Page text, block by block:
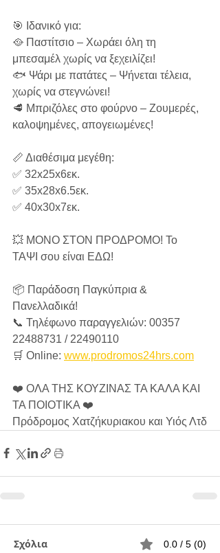
🎯 Ιδανικό για:
🥘 Παστίτσιο – Χωράει όλη τη
μπεσαμέλ χωρίς να ξεχειλίζει!
🐟 Ψάρι με πατάτες – Ψήνεται τέλεια,
χωρίς να στεγνώνει!
🥩 Μπριζόλες στο φούρνο – Ζουμερές,
καλοψημένες, απογειωμένες!
📏 Διαθέσιμα μεγέθη:
✅ 32x25x6εκ.
✅ 35x28x6.5εκ.
✅ 40x30x7εκ.
💥 ΜΟΝΟ ΣΤΟΝ ΠΡΟΔΡΟΜΟ! Το
ΤΑΨΙ σου είναι ΕΔΩ!
📦 Παράδοση Παγκύπρια &
Πανελλαδικά!
📞 Τηλέφωνο παραγγελιών: 00357
22488731 / 22490110
🛒 Online: www.prodromos24hrs.com
❤️ ΟΛΑ ΤΗΣ ΚΟΥΖΙΝΑΣ ΤΑ ΚΑΛΑ ΚΑΙ
ΤΑ ΠΟΙΟΤΙΚΑ ❤️
Πρόδρομος Χατζήκυριακου και Υιός Λτδ
Σχόλια 0.0 / 5 (0)